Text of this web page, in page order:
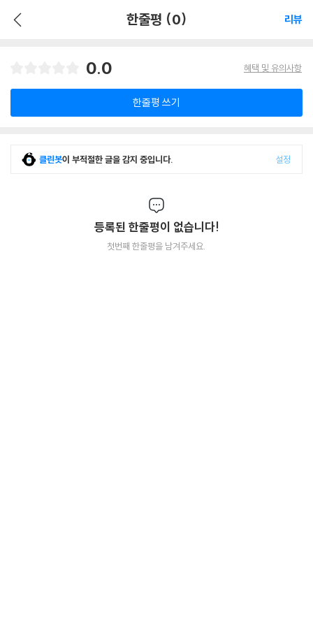
한줄평 (0) 리뷰
0.0 혜택 및 유의사항
한줄평 쓰기
클린봇이 부적절한 글을 감지 중입니다. 설정
등록된 한줄평이 없습니다!
첫번째 한줄평을 남겨주세요.